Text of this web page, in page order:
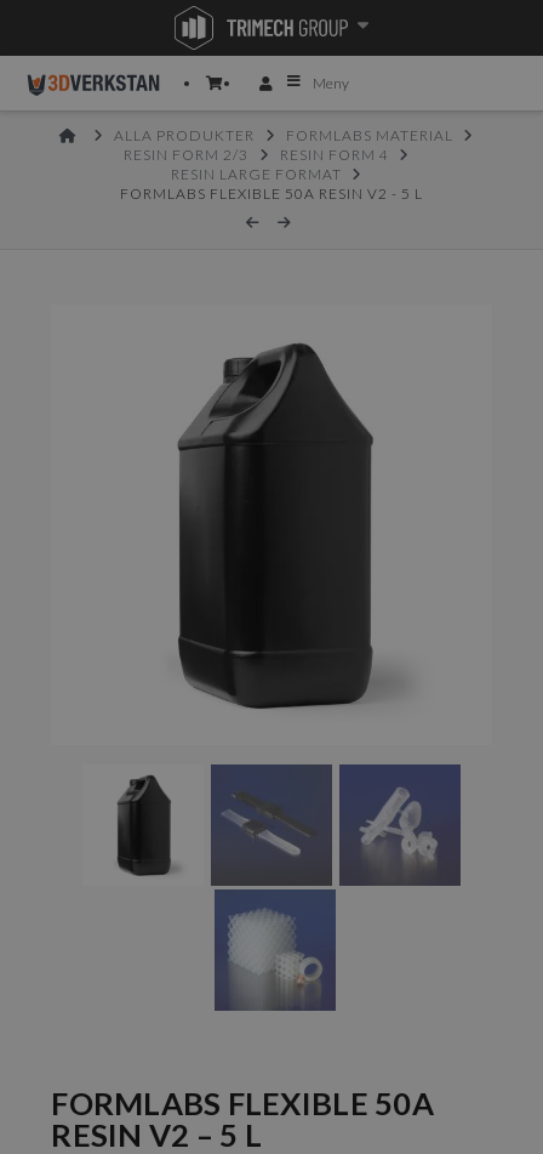
Meny
HOMEALLA PRODUKTER
FORMLABS MATERIAL
RESIN FORM 2/3
RESIN FORM 4
RESIN LARGE FORMAT
FORMLABS FLEXIBLE 50A RESIN V2 - 5 L
FORMLABS FLEXIBLE 50A
RESIN V2 – 5 L